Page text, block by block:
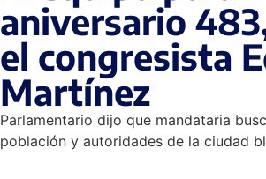
aniversario
el congresista
Martínez
Parlamentario dijo que mandataria
población y autoridades de la ciudad